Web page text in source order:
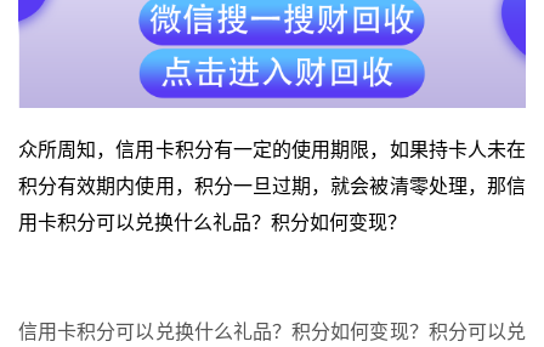
众所周知，信用卡积分有一定的使用期限，如果持卡人未在
积分有效期内使用，积分一旦过期，就会被清零处理，那信
用卡积分可以兑换什么礼品？积分如何变现？
信用卡积分可以兑换什么礼品？积分如何变现？积分可以兑